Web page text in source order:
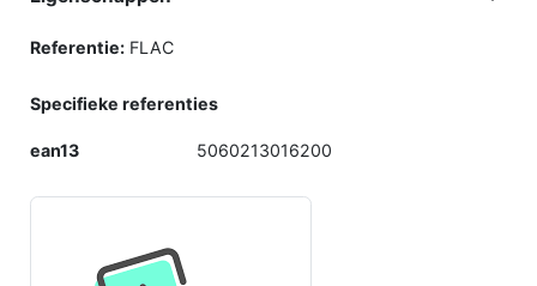
Referentie: FLAC
Specifieke referenties
ean13 5060213016200